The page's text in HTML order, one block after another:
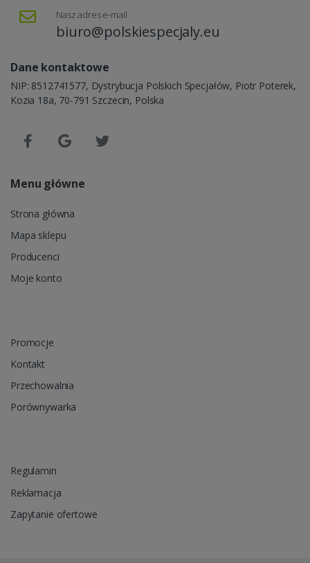
Nasz adres e-mail
biuro@polskiespecjaly.eu
Dane kontaktowe
NIP: 8512741577, Dystrybucja Polskich Specjałów, Piotr Poterek,
Kozia 18a, 70-791 Szczecin, Polska
Menu główne
Strona główna
Mapa sklepu
Producenci
Moje konto
Promocje
Kontakt
Przechowalnia
Porównywarka
Regulamin
Reklamacja
Zapytanie ofertowe